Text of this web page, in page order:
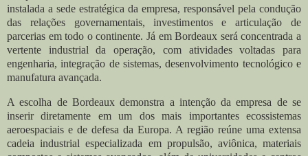
instalada a sede estratégica da empresa, responsável pela condução
das relações governamentais, investimentos e articulação de
parcerias em todo o continente. Já em Bordeaux será concentrada a
vertente industrial da operação, com atividades voltadas para
engenharia, integração de sistemas, desenvolvimento tecnológico e
manufatura avançada.
A escolha de Bordeaux demonstra a intenção da empresa de se
inserir diretamente em um dos mais importantes ecossistemas
aeroespaciais e de defesa da Europa. A região reúne uma extensa
cadeia industrial especializada em propulsão, aviônica, materiais